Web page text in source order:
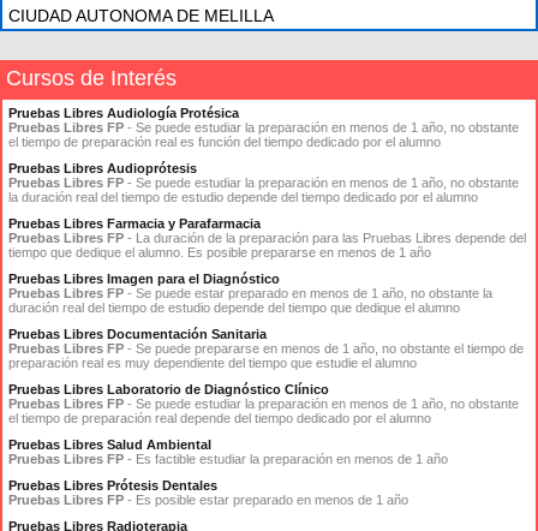
CIUDAD AUTONOMA DE MELILLA
Cursos de Interés
Pruebas Libres Audiología Protésica
Pruebas Libres FP - Se puede estudiar la preparación en menos de 1 año, no obstante
el tiempo de preparación real es función del tiempo dedicado por el alumno
Pruebas Libres Audioprótesis
Pruebas Libres FP - Se puede estudiar la preparación en menos de 1 año, no obstante
la duración real del tiempo de estudio depende del tiempo dedicado por el alumno
Pruebas Libres Farmacia y Parafarmacia
Pruebas Libres FP - La duración de la preparación para las Pruebas Libres depende del
tiempo que dedique el alumno. Es posible prepararse en menos de 1 año
Pruebas Libres Imagen para el Diagnóstico
Pruebas Libres FP - Se puede estar preparado en menos de 1 año, no obstante la
duración real del tiempo de estudio depende del tiempo que dedique el alumno
Pruebas Libres Documentación Sanitaria
Pruebas Libres FP - Se puede prepararse en menos de 1 año, no obstante el tiempo de
preparación real es muy dependiente del tiempo que estudie el alumno
Pruebas Libres Laboratorio de Diagnóstico Clínico
Pruebas Libres FP - Se puede estudiar la preparación en menos de 1 año, no obstante
el tiempo de preparación real depende del tiempo dedicado por el alumno
Pruebas Libres Salud Ambiental
Pruebas Libres FP - Es factible estudiar la preparación en menos de 1 año
Pruebas Libres Prótesis Dentales
Pruebas Libres FP - Es posible estar preparado en menos de 1 año
Pruebas Libres Radioterapia